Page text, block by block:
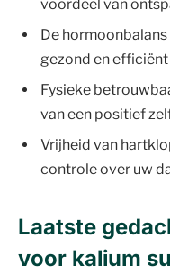
voordeel van
De
gezond en
Fysieke
van een positief
Vrijheid van
controle over uw
Laatste
voor kalium